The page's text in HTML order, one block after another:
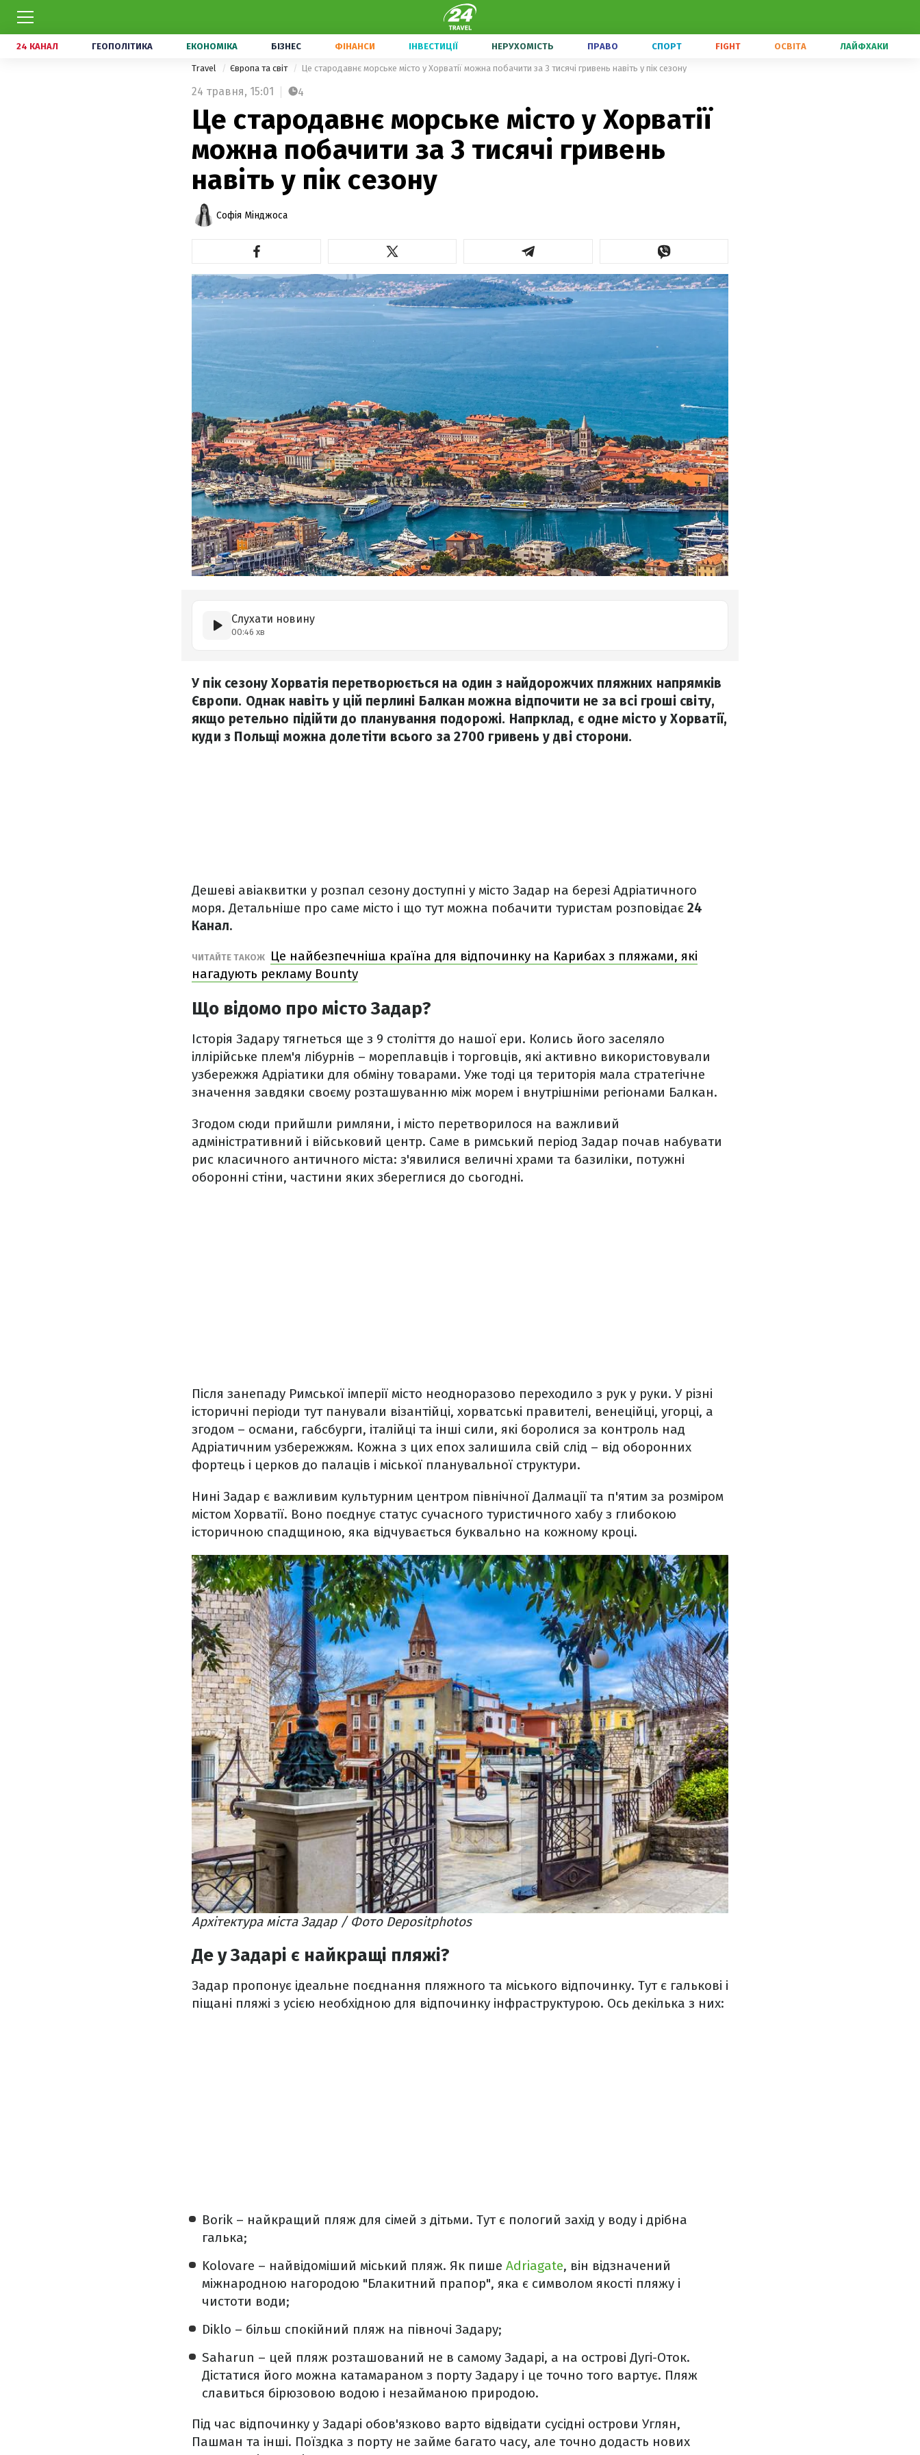
24 КАНАЛ ГЕОПОЛІТИКА ЕКОНОМІКА БІЗНЕС ФІНАНСИ ІНВЕСТИЦІЇ НЕРУХОМІСТЬ ПРАВО СПОРТ FIGHT ОСВІТА ЛАЙФХАКИ
Travel Європа та світ Це стародавнє морське місто у Хорватії можна побачити за 3 тисячі гривень навіть у пік сезону
24 травня, 15:01 4
Це стародавнє морське місто у Хорватії
можна побачити за 3 тисячі гривень
навіть у пік сезону
Софія Мінджоса
Слухати новину
00:46 хв
У пік сезону Хорватія перетворюється на один з найдорожчих пляжних напрямків
Європи. Однак навіть у цій перлині Балкан можна відпочити не за всі гроші світу,
якщо ретельно підійти до планування подорожі. Напрклад, є одне місто у Хорватії,
куди з Польщі можна долетіти всього за 2700 гривень у дві сторони.
Дешеві авіаквитки у розпал сезону доступні у місто Задар на березі Адріатичного
моря. Детальніше про саме місто і що тут можна побачити туристам розповідає 24
Канал.
ЧИТАЙТЕ ТАКОЖ
Це найбезпечніша країна для відпочинку на Карибах з пляжами, які
нагадують рекламу Bounty
Що відомо про місто Задар?
Історія Задару тягнеться ще з 9 століття до нашої ери. Колись його заселяло
іллірійське плем'я лібурнів – мореплавців і торговців, які активно використовували
узбережжя Адріатики для обміну товарами. Уже тоді ця територія мала стратегічне
значення завдяки своєму розташуванню між морем і внутрішніми регіонами Балкан.
Згодом сюди прийшли римляни, і місто перетворилося на важливий
адміністративний і військовий центр. Саме в римський період Задар почав набувати
рис класичного античного міста: з'явилися величні храми та базиліки, потужні
оборонні стіни, частини яких збереглися до сьогодні.
Після занепаду Римської імперії місто неодноразово переходило з рук у руки. У різні
історичні періоди тут панували візантійці, хорватські правителі, венеційці, угорці, а
згодом – османи, габсбурги, італійці та інші сили, які боролися за контроль над
Адріатичним узбережжям. Кожна з цих епох залишила свій слід – від оборонних
фортець і церков до палаців і міської планувальної структури.
Нині Задар є важливим культурним центром північної Далмації та п'ятим за розміром
містом Хорватії. Воно поєднує статус сучасного туристичного хабу з глибокою
історичною спадщиною, яка відчувається буквально на кожному кроці.
Архітектура міста Задар / Фото Depositphotos
Де у Задарі є найкращі пляжі?
Задар пропонує ідеальне поєднання пляжного та міського відпочинку. Тут є галькові і
піщані пляжі з усією необхідною для відпочинку інфраструктурою. Ось декілька з них:
Borik – найкращий пляж для сімей з дітьми. Тут є пологий захід у воду і дрібна
галька;
Kolovare – найвідоміший міський пляж. Як пише Adriagate, він відзначений
міжнародною нагородою "Блакитний прапор", яка є символом якості пляжу і
чистоти води;
Diklo – більш спокійний пляж на півночі Задару;
Saharun – цей пляж розташований не в самому Задарі, а на острові Дугі-Оток.
Дістатися його можна катамараном з порту Задару і це точно того вартує. Пляж
славиться бірюзовою водою і незайманою природою.
Під час відпочинку у Задарі обов'язково варто відвідати сусідні острови Углян,
Пашман та інші. Поїздка з порту не займе багато часу, але точно додасть нових